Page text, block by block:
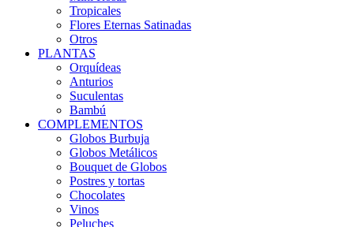
Tropicales
Flores Eternas Satinadas
Otros
PLANTAS
Orquídeas
Anturios
Suculentas
Bambú
COMPLEMENTOS
Globos Burbuja
Globos Metálicos
Bouquet de Globos
Postres y tortas
Chocolates
Vinos
Peluches